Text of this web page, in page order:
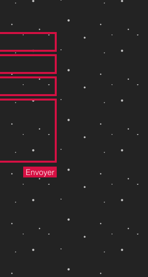
Envoyer